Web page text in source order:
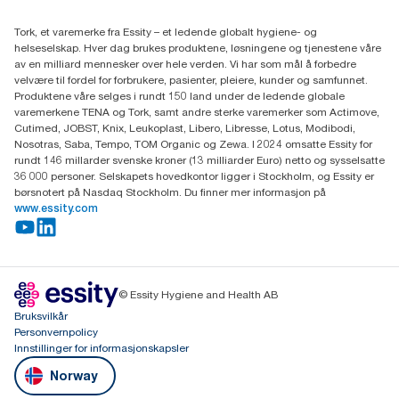
Fredrik Selmers vei 6
0603 OSLO
Tork, et varemerke fra Essity – et ledende globalt hygiene- og
helseselskap. Hver dag brukes produktene, løsningene og tjenestene våre
av en milliard mennesker over hele verden. Vi har som mål å forbedre
velvære til fordel for forbrukere, pasienter, pleiere, kunder og samfunnet.
Produktene våre selges i rundt 150 land under de ledende globale
varemerkene TENA og Tork, samt andre sterke varemerker som Actimove,
Cutimed, JOBST, Knix, Leukoplast, Libero, Libresse, Lotus, Modibodi,
Nosotras, Saba, Tempo, TOM Organic og Zewa. I 2024 omsatte Essity for
rundt 146 millarder svenske kroner (13 milliarder Euro) netto og sysselsatte
36 000 personer. Selskapets hovedkontor ligger i Stockholm, og Essity er
børsnotert på Nasdaq Stockholm. Du finner mer informasjon på
www.essity.com
© Essity Hygiene and Health AB
Bruksvilkår
Personvernpolicy
Innstillinger for informasjonskapsler
Norway